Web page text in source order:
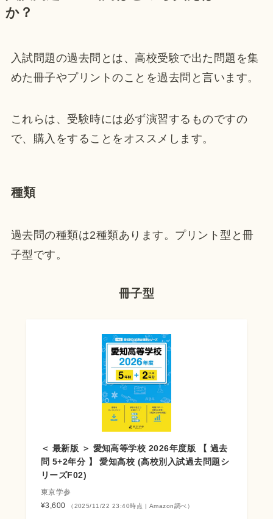
か？
入試問題の過去問とは、高校受験で出た問題を集
めた冊子やプリントのことを過去問と言います。
これらは、受験時には必ず演習するものですの
で、購入をすることをオススメします。
種類
過去問の種類は2種類あります。プリント型と冊
子型です。
冊子型
＜ 最新版 ＞ 愛知高等学校 2026年度版 【 過去
問 5+2年分 】 愛知高校 (高校別入試過去問題シ
リーズF02)
東京学参
¥3,600
（2025/11/22 23:40時点 | Amazon調べ）